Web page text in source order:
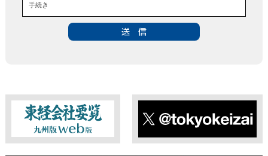
手続き
■個人情報の第三者提供について
■ 個人情報提供の任意性及び留意点
個人情報のご提供は任意ですが、必要な個人情報をご提供いた
だけなかった場合は、上記利用目的を達成できない場合があり
ますのでご了承ください。
東経会社要覧web版 X